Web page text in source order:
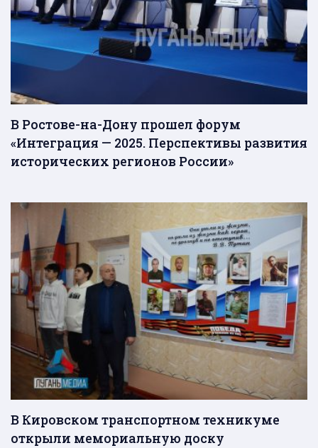
В Ростове-на-Дону прошел форум
«Интеграция — 2025. Перспективы развития
исторических регионов России»
В Кировском транспортном техникуме
открыли мемориальную доску